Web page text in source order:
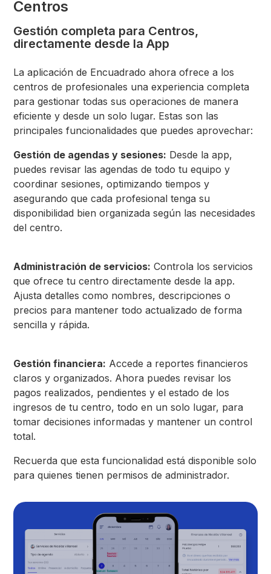
Centros
Gestión completa para Centros,
directamente desde la App
La aplicación de Encuadrado ahora ofrece a los
centros de profesionales una experiencia completa
para gestionar todas sus operaciones de manera
eficiente y desde un solo lugar. Estas son las
principales funcionalidades que puedes aprovechar:
Gestión de agendas y sesiones: Desde la app,
puedes revisar las agendas de todo tu equipo y
coordinar sesiones, optimizando tiempos y
asegurando que cada profesional tenga su
disponibilidad bien organizada según las necesidades
del centro.
Administración de servicios: Controla los servicios
que ofrece tu centro directamente desde la app.
Ajusta detalles como nombres, descripciones o
precios para mantener todo actualizado de forma
sencilla y rápida.
Gestión financiera: Accede a reportes financieros
claros y organizados. Ahora puedes revisar los
pagos realizados, pendientes y el estado de los
ingresos de tu centro, todo en un solo lugar, para
tomar decisiones informadas y mantener un control
total.
Recuerda que esta funcionalidad está disponible solo
para quienes tienen permisos de administrador.